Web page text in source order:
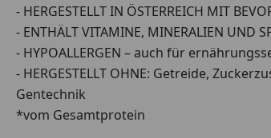
- HERGESTELLT IN ÖSTERREICH MIT
- ENTHÄLT VITAMINE, MINERALIEN UND
- HYPOALLERGEN – auch für
- HERGESTELLT OHNE: Getreide,
Gentechnik
*vom Gesamtprotein